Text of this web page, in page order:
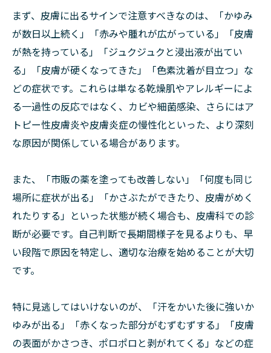
まず、皮膚に出るサインで注意すべきなのは、「かゆみ
が数日以上続く」「赤みや腫れが広がっている」「皮膚
が熱を持っている」「ジュクジュクと浸出液が出てい
る」「皮膚が硬くなってきた」「色素沈着が目立つ」な
どの症状です。これらは単なる乾燥肌やアレルギーによ
る一過性の反応ではなく、カビや細菌感染、さらにはア
トピー性皮膚炎や皮膚炎症の慢性化といった、より深刻
な原因が関係している場合があります。
また、「市販の薬を塗っても改善しない」「何度も同じ
場所に症状が出る」「かさぶたができたり、皮膚がめく
れたりする」といった状態が続く場合も、皮膚科での診
断が必要です。自己判断で長期間様子を見るよりも、早
い段階で原因を特定し、適切な治療を始めることが大切
です。
特に見逃してはいけないのが、「汗をかいた後に強いか
ゆみが出る」「赤くなった部分がむずむずする」「皮膚
の表面がかさつき、ポロポロと剥がれてくる」などの症